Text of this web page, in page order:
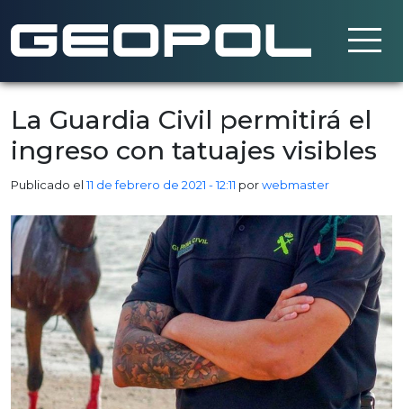
Saltar al contenido principal
La Guardia Civil permitirá el
ingreso con tatuajes visibles
Publicado el11 de febrero de 2021 - 12:11 porwebmaster